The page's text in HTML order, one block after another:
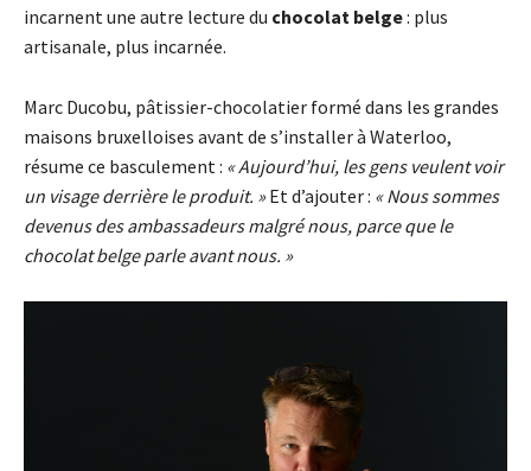
incarnent une autre lecture du chocolat belge: plus
artisanale, plus incarnée.
Marc Ducobu, pâtissier-chocolatier formé dans les grandes
maisons bruxelloises avant de s’installer à Waterloo,
résume ce basculement : « Aujourd’hui, les gens veulent voir
un visage derrière le produit. »Et d’ajouter : « Nous sommes
devenus des ambassadeurs malgré nous, parce que le
chocolat belge parle avant nous. »